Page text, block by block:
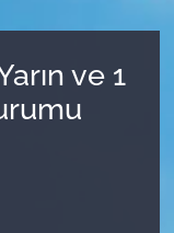
ve 1